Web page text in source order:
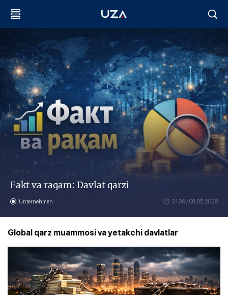
Fakt va raqam: Davlat qarzi
Unternehmen 21:39 / 09.05.2026
Global qarz muammosi va yetakchi davlatlar